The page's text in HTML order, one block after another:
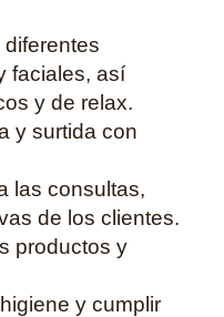
faciales, así
y de relax.
y surtida con
las consultas,
de los clientes.
productos y
y cumplir